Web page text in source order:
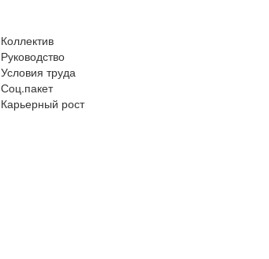
Коллектив
Руководство
Условия труда
Соц.пакет
Карьерный рост